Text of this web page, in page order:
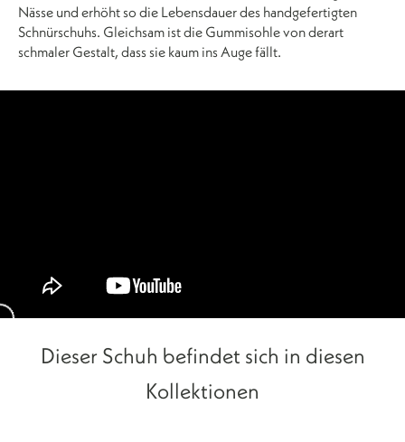
Nässe und erhöht so die Lebensdauer des handgefertigten
Schnürschuhs. Gleichsam ist die Gummisohle von derart
schmaler Gestalt, dass sie kaum ins Auge fällt.
Dieser Schuh befindet sich in diesen
Kollektionen